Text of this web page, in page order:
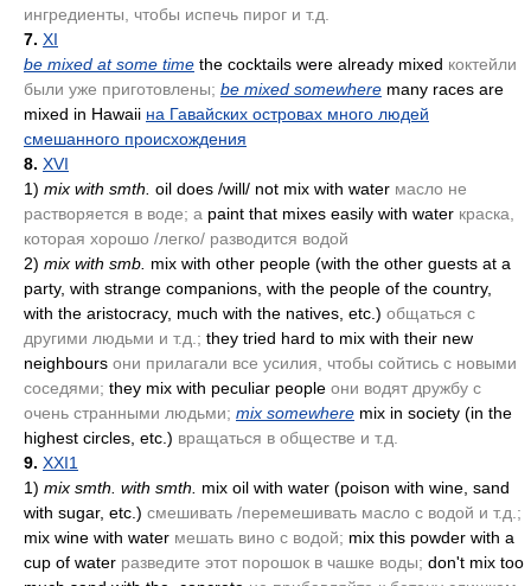
ингредиенты, чтобы испечь пирог и т.д.
7. XI
be mixed at some time the cocktails were already mixed коктейли
были уже приготовлены; be mixed somewhere many races are
mixed in Hawaii на Гавайских островах много людей
смешанного происхождения
8. XVI
1) mix with smth. oil does /will/ not mix with water масло не
растворяется в воде; а paint that mixes easily with water краска,
которая хорошо /легко/ разводится водой
2) mix with smb. mix with other people (with the other guests at a
party, with strange companions, with the people of the country,
with the aristocracy, much with the natives, etc.) общаться с
другими людьми и т.д.; they tried hard to mix with their new
neighbours они прилагали все усилия, чтобы сойтись с новыми
соседями; they mix with peculiar people они водят дружбу с
очень странными людьми; mix somewhere mix in society (in the
highest circles, etc.) вращаться в обществе и т.д.
9. XXI1
1) mix smth. with smth. mix oil with water (poison with wine, sand
with sugar, etc.) смешивать /перемешивать масло с водой и т.д.;
mix wine with water мешать вино с водой; mix this powder with a
cup of water разведите этот порошок в чашке воды; don't mix too